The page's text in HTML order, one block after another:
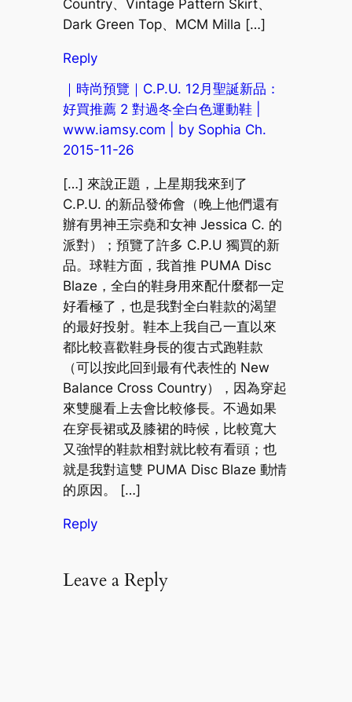
Country、Vintage Pattern Skirt、
Dark Green Top、MCM Milla […]
Reply
｜時尚預覽｜C.P.U. 12月聖誕新品：
好買推薦 2 對過冬全白色運動鞋 |
www.iamsy.com | by Sophia Ch.
2015-11-26
[…] 來說正題，上星期我來到了
C.P.U. 的新品發佈會（晚上他們還有
辦有男神王宗堯和女神 Jessica C. 的
派對）；預覽了許多 C.P.U 獨買的新
品。球鞋方面，我首推 PUMA Disc
Blaze，全白的鞋身用來配什麼都一定
好看極了，也是我對全白鞋款的渴望
的最好投射。鞋本上我自己一直以來
都比較喜歡鞋身長的復古式跑鞋款
（可以按此回到最有代表性的 New
Balance Cross Country），因為穿起
來雙腿看上去會比較修長。不過如果
在穿長裙或及膝裙的時候，比較寬大
又強悍的鞋款相對就比較有看頭；也
就是我對這雙 PUMA Disc Blaze 動情
的原因。 […]
Reply
Leave a Reply